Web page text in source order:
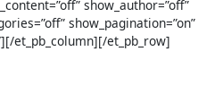
show_author=”off”
show_pagination=”on”
et_pb_column][/et_pb_row]